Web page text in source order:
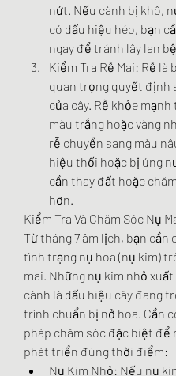
nứt. Nếu cành bị khô,
có dấu hiệu héo, bạn
ngay để tránh lây lan
Kiểm Tra Rễ Mai: Rễ là
quan trọng quyết định
của cây. Rễ khỏe
màu trắng hoặc vàng
rễ chuyển sang màu
hiệu thối hoặc bị úng
cần thay đất hoặc
hơn.
Kiểm Tra Và Chăm Sóc Nụ
Từ tháng 7 âm lịch, bạn cần
tình trạng nụ hoa (nụ kim)
mai. Những nụ kim nhỏ
cành là dấu hiệu cây đang
trình chuẩn bị nở hoa. Cần
pháp chăm sóc đặc biệt để
phát triển đúng thời điểm:
Nụ Kim Nhỏ: Nếu nụ